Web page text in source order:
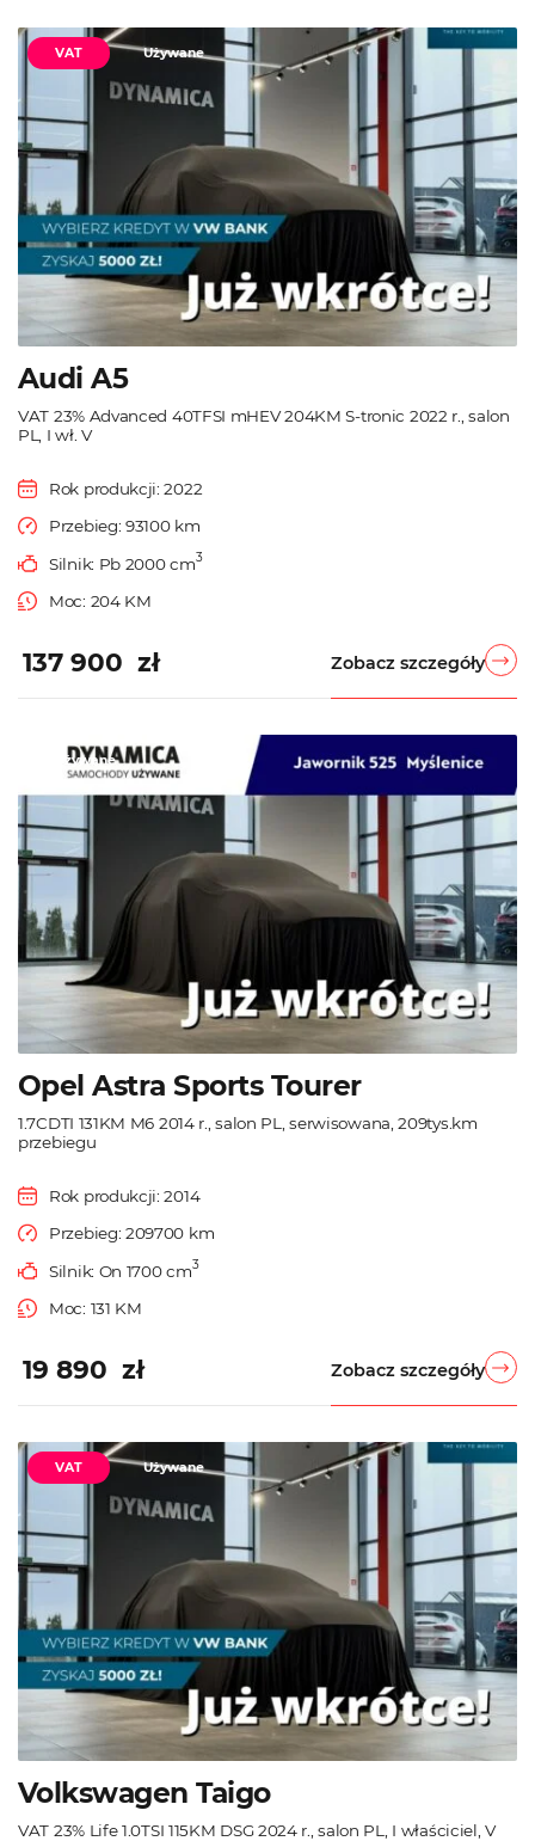
VAT Używane
Audi A5
VAT 23% Advanced 40TFSI mHEV 204KM S-tronic 2022 r., salon
PL, I wł. V
Rok produkcji: 2022
Przebieg: 93100 km
Silnik: Pb 2000 cm3
Moc: 204 KM
137 900 zł Zobacz szczegóły
Używane
Opel Astra Sports Tourer
1.7CDTI 131KM M6 2014 r., salon PL, serwisowana, 209tys.km
przebiegu
Rok produkcji: 2014
Przebieg: 209700 km
Silnik: On 1700 cm3
Moc: 131 KM
19 890 zł Zobacz szczegóły
VAT Używane
Volkswagen Taigo
VAT 23% Life 1.0TSI 115KM DSG 2024 r., salon PL, I właściciel, V